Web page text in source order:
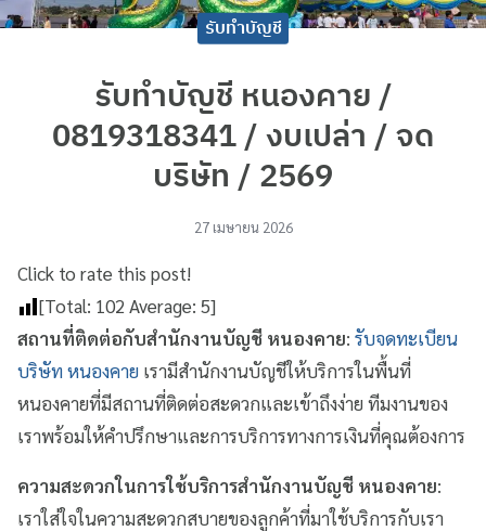
รับทำบัญชี
รับทำบัญชี หนองคาย /
0819318341 / งบเปล่า / จด
บริษัท / 2569
27 เมษายน 2026
Click to rate this post!
[Total: 102 Average: 5]
สถานที่ติดต่อกับสำนักงานบัญชี หนองคาย: รับจดทะเบียน
บริษัท หนองคาย เรามีสำนักงานบัญชีให้บริการในพื้นที่
หนองคายที่มีสถานที่ติดต่อสะดวกและเข้าถึงง่าย ทีมงานของ
เราพร้อมให้คำปรึกษาและการบริการทางการเงินที่คุณต้องการ
ความสะดวกในการใช้บริการสำนักงานบัญชี หนองคาย:
เราใส่ใจในความสะดวกสบายของลูกค้าที่มาใช้บริการกับเรา